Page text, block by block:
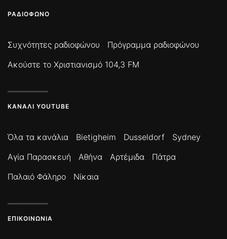
ΡΑΔΙΌΦΩΝΟ
Συχνότητες ραδιοφώνου
Πρόγραμμα ραδιοφώνου
Ακούστε το Χριστιανισμό 104,3 FM
ΚΑΝΆΛΙ YOUTUBE
Όλα τα κανάλια Bietigheim Dusseldorf
Sydney
Αγία Παρασκευή
Αθήνα Αρτέμιδα
Πάτρα
Παλαιό Φάληρο
Νίκαια
ΕΠΙΚΟΙΝΩΝΊΑ